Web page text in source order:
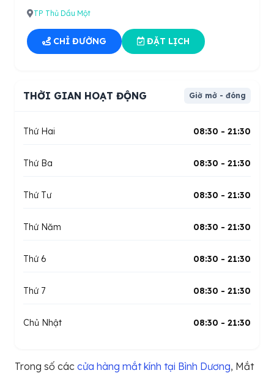
TP Thủ Dầu Một
CHỈ ĐƯỜNG ĐẶT LỊCH
THỜI GIAN HOẠT ĐỘNG Giờ mở - đóng
Thứ Hai 08:30 - 21:30
Thứ Ba 08:30 - 21:30
Thứ Tư 08:30 - 21:30
Thứ Năm 08:30 - 21:30
Thứ 6 08:30 - 21:30
Thứ 7 08:30 - 21:30
Chủ Nhật 08:30 - 21:30
Trong số các cửa hàng mắt kính tại Bình Dương, Mắt